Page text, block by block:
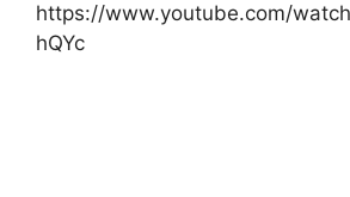
https://www.youtube.com/
hQYc